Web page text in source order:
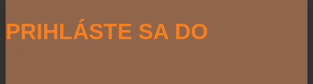
PRIHLÁSTE SA DO